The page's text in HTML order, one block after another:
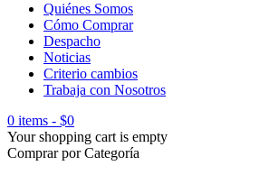
Quiénes Somos
Cómo Comprar
Despacho
Noticias
Criterio cambios
Trabaja con Nosotros
0 items - $0
Your shopping cart is empty
Comprar por Categoría